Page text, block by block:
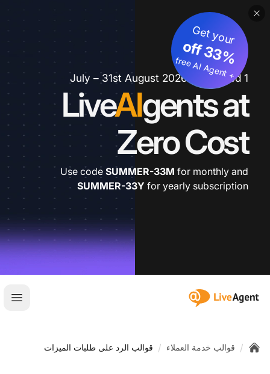
1 July – 31st August 2026 *extended
LiveAIgents at
Zero Cost
Get your
3
3
%
o
ff
+
fre
e
A
I A
g
e
nt
Use code SUMMER-33M for monthly and
SUMMER-33Y for yearly subscription
:site.title
فتح
/ قوالب خدمة العملاء / قوالب الرد على طلبات الميزات